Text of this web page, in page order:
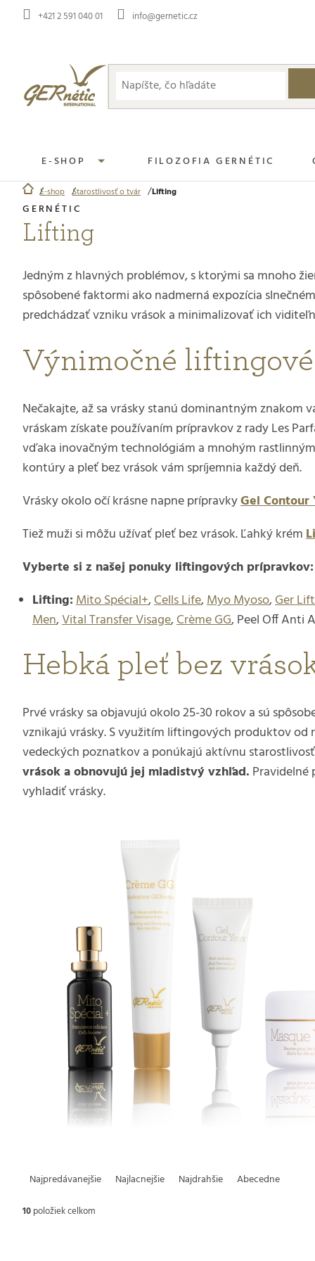
Prejsť
+421 2 591 040 01 info@gernetic.cz
E-SHOP FILOZOFIA GERNÉTIC
Domov
E-shop Starostlivosť o tvár Lifting
Lifting
Jedným z hlavných problémov, s ktorými sa mnoho
spôsobené faktormi ako nadmerná expozícia
predchádzať vzniku vrások a minimalizovať ich
Výnimočné
Nečakajte, až sa vrásky stanú dominantným znakom
vráskam získate používaním prípravkov z rady Les
vďaka inovačným technológiám a mnohým
kontúry a pleť bez vrások vám spríjemnia každý deň.
Vrásky okolo očí krásne napne prípravkyGel Contour
Tiež muži si môžu užívať pleť bez vrások. Ľahký krém
Vyberte si z našej ponuky liftingových prípravkov:
Lifting:Mito Spécial+,Cells Life,Myo Myoso,Ger Lift
Men,Vital Transfer Visage,Crème GG, Peel Off Anti
Hebká pleť bez
Prvé vrásky sa objavujú okolo 25-30 rokov a sú
vznikajú vrásky. S využitím liftingových produktov od
vedeckých poznatkov a ponúkajú aktívnu
vrások a obnovujú jej mladistvý vzhľad.
vyhladiť vrásky.
R
a
Najpredávanejšie Najlacnejšie Najdrahšie Abecedne
10položiek celkom